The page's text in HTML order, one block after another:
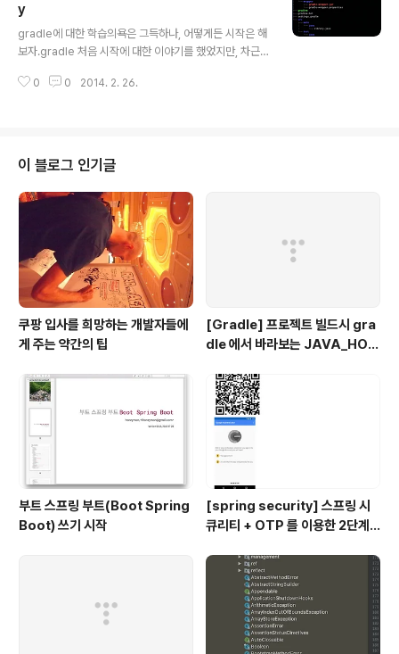
bat ├── settings.gradle └── src ├── main │ └
── java │ └── Library.java └── test └── java └
── LibraryTest.jav..
y
gradle에 대한 학습의욕은 그득하나, 어떻게든 시작은 해
보자.gradle 처음 시작에 대한 이야기를 했었지만, 차근히
를 물고 살펴보자. gradle은 꾸준하게 업그레이드가 진행
있는 기능들이 종종 사라지는 경우도 있으니 gradle 버전
이 업그레이드될 때마다 한번씩 릴리즈 노트를 살펴보는
것이 중요하다.오늘은 간단하게 gradle을 통해서 프로젝
트를 구성하고 준비하자. maven의 경우에는 최초 프로젝
트를 생성하기 위해서 pom.xml 이 존재해야 한다. 혹은 ..
0 0 2014. 2. 26.
이 블로그 인기글
쿠팡 입사를 희망하는 개발자들에
게 주는 약간의 팁
[Gradle] 프로젝트 빌드시 gra
dle 에서 바라보는 JAVA_HOM
부트 스프링 부트(Boot Spring
Boot) 쓰기 시작
[spring security] 스프링 시
큐리티 + OTP 를 이용한 2단계